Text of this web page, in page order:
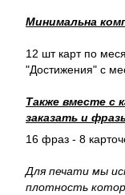
Минимальна
12 шт карт по
"Достижения" с
Также вместе с
заказать и
16 фраз - 8
Для печати мы
плотность